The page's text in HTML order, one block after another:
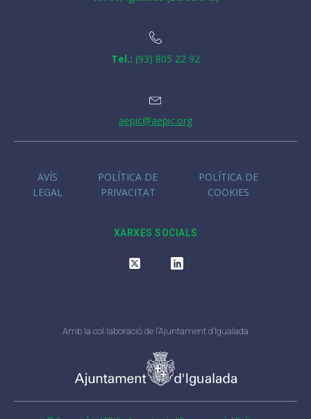
Tel.: (93) 805 22 92
aepic@aepic.org
AVÍS
LEGAL
POLÍTICA DE
PRIVACITAT
POLÍTICA DE
COOKIES
XARXES SOCIALS
Amb la col.laboració de l’Ajuntament d’Igualada